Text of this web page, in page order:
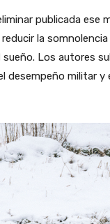
publicada ese
la
Los autores
desempeño militar y